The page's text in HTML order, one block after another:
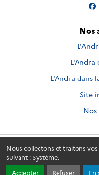
Nous collectons et traitons
suivant : Système.
Accepter
Refuser En
Nos
L'Andra
L'Andra dans
Site
Nos
Andra.fr © 2026 -